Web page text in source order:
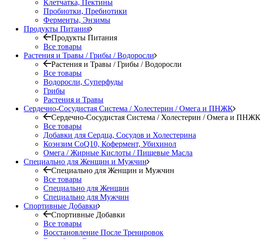
Клетчатка, Пектины
Пробиотки, Пребиотики
Ферменты, Энзимы
Продукты Питания
Продукты Питания
Все товары
Растения и Травы / Грибы / Водоросли
Растения и Травы / Грибы / Водоросли
Все товары
Водоросли, Суперфуды
Грибы
Растения и Травы
Сердечно-Сосудистая Система / Холестерин / Омега и ПНЖК
Сердечно-Сосудистая Система / Холестерин / Омега и ПНЖК
Все товары
Добавки для Сердца, Сосудов и Холестерина
Коэнзим CoQ10, Кофермент, Убихинол
Омега / Жирные Кислоты / Пищевые Масла
Специально для Женщин и Мужчин
Специально для Женщин и Мужчин
Все товары
Специально для Женщин
Специально для Мужчин
Спортивные Добавки
Спортивные Добавки
Все товары
Восстановление После Тренировок